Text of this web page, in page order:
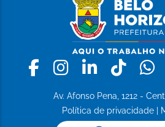
Facebook
Instagram
Linkedin
Av. Afonso Pena, 1212 -
Política de privacidade